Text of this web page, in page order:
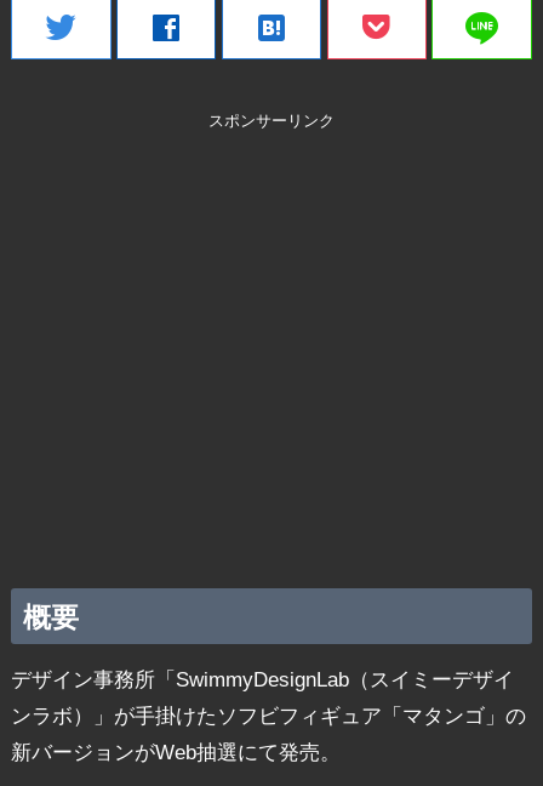
twitter facebook hatenabookmark line
スポンサーリンク
概要
デザイン事務所「SwimmyDesignLab（スイミーデザイ
ンラボ）」が手掛けたソフビフィギュア「マタンゴ」の
新バージョンがWeb抽選にて発売。